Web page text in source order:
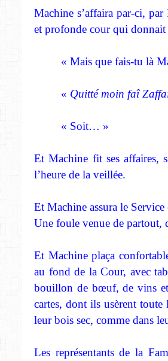
Machine s’affaira par-ci,
et profonde cour qui donnait
« Mais que fais-tu là
« Quitté moin faî
« Soit… »
Et Machine fit ses affaires,
l’heure de la veillée.
Et Machine assura le
Une foule venue de partout,
Et Machine plaça
au fond de la Cour, avec
bouillon de bœuf, de vins
cartes, dont ils usèrent
leur bois sec, comme dans
Les représentants de la